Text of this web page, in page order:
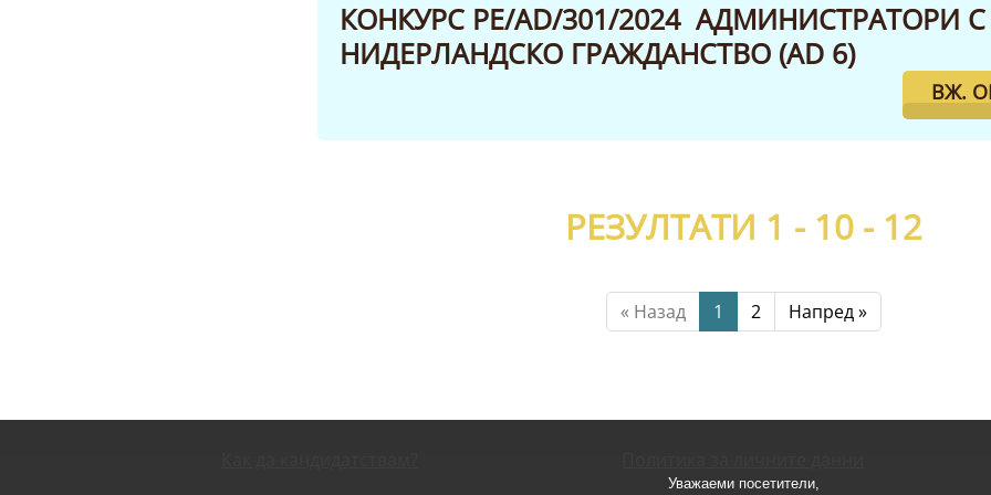
Уважаеми посетители,
КОНКУРС PE/AD/301/2024 АДМИНИСТРАТОРИ С
НИДЕРЛАНДСКО ГРАЖДАНСТВО (AD 6)
ВЖ.
РЕЗУЛТАТИ 1 - 10 - 12
« Назад 1 2 Напред »